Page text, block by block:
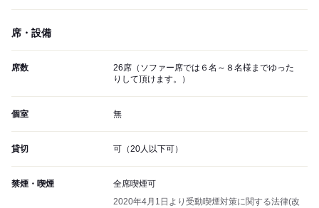
席・設備
席数
26席（ソファー席では６名～８名様までゆった
りして頂けます。）
個室 無
貸切 可（20人以下可）
禁煙・喫煙
全席喫煙可
2020年4月1日より受動喫煙対策に関する法律(改